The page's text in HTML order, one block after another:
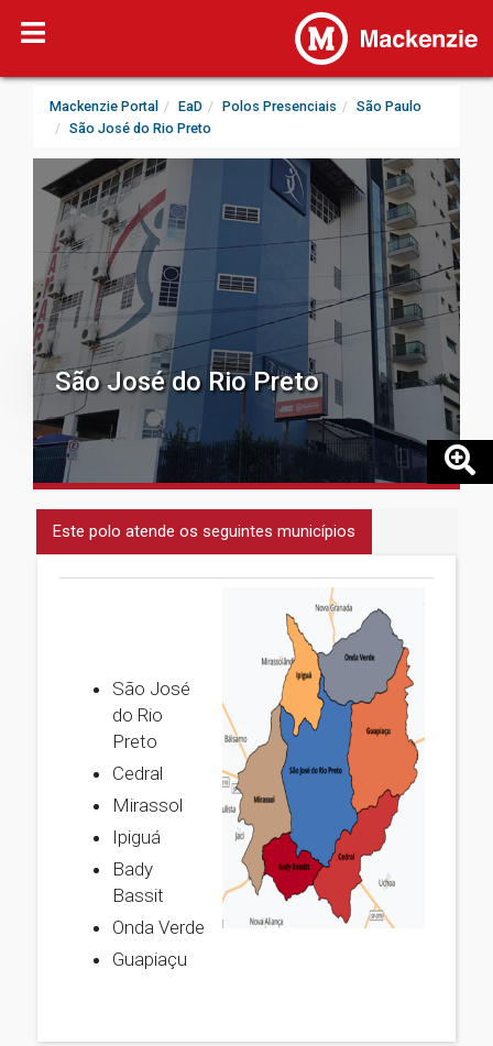
Mackenzie Portal EaD Polos Presenciais
São Paulo
São José do Rio Preto
São José do Rio Preto
Este polo atende os seguintes municípios
São José
do Rio
Preto
Cedral
Mirassol
Ipiguá
Bady
Bassit
Onda Verde
Guapiaçu